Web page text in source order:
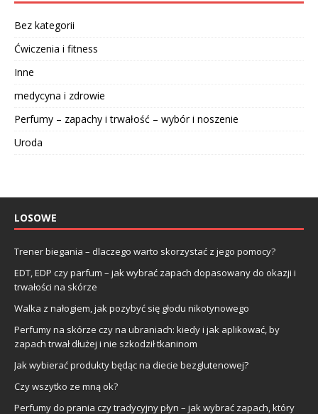
Bez kategorii
Ćwiczenia i fitness
Inne
medycyna i zdrowie
Perfumy – zapachy i trwałość – wybór i noszenie
Uroda
LOSOWE
Trener biegania – dlaczego warto skorzystać z jego pomocy?
EDT, EDP czy parfum – jak wybrać zapach dopasowany do okazji i
trwałości na skórze
Walka z nałogiem, jak pozybyć się głodu nikotynowego
Perfumy na skórze czy na ubraniach: kiedy i jak aplikować, by
zapach trwał dłużej i nie szkodził tkaninom
Jak wybierać produkty będąc na diecie bezglutenowej?
Czy wszytko ze mną ok?
Perfumy do prania czy tradycyjny płyn – jak wybrać zapach, który